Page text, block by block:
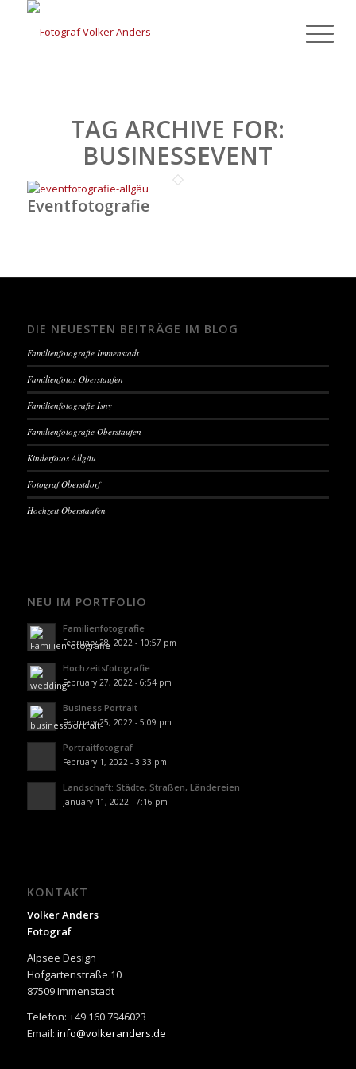
TAG ARCHIVE FOR:
BUSINESSEVENT
Eventfotografie
DIE NEUESTEN BEITRÄGE IM BLOG
Familienfotografie Immenstadt
Familienfotos Oberstaufen
Familienfotografie Isny
Familienfotografie Oberstaufen
Kinderfotos Allgäu
Fotograf Oberstdorf
Hochzeit Oberstaufen
NEU IM PORTFOLIO
Familienfotografie
February 28, 2022 - 10:57 pm
Hochzeitsfotografie
February 27, 2022 - 6:54 pm
Business Portrait
February 25, 2022 - 5:09 pm
Portraitfotograf
February 1, 2022 - 3:33 pm
Landschaft: Städte, Straßen, Ländereien
January 11, 2022 - 7:16 pm
KONTAKT
Volker Anders
Fotograf
Alpsee Design
Hofgartenstraße 10
87509 Immenstadt
Telefon: +49 160 7946023
Email: info@volkeranders.de